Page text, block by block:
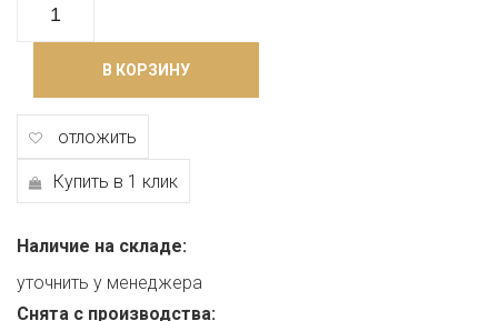
В КОРЗИНУ
отложить
Купить в 1 клик
Наличие на складе:
уточнить у менеджера
Снята с производства: